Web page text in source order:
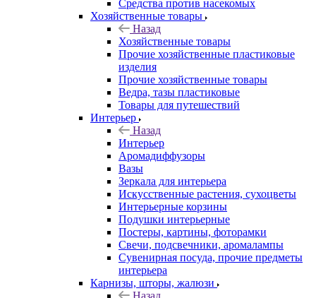
Средства против насекомых
Хозяйственные товары
Назад
Хозяйственные товары
Прочие хозяйственные пластиковые
изделия
Прочие хозяйственные товары
Ведра, тазы пластиковые
Товары для путешествий
Интерьер
Назад
Интерьер
Аромадиффузоры
Вазы
Зеркала для интерьера
Искусственные растения, сухоцветы
Интерьерные корзины
Подушки интерьерные
Постеры, картины, фоторамки
Свечи, подсвечники, аромалампы
Сувенирная посуда, прочие предметы
интерьера
Карнизы, шторы, жалюзи
Назад